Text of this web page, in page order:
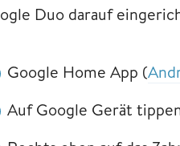
Duo darauf
Google Home App (
Auf Google Gerät